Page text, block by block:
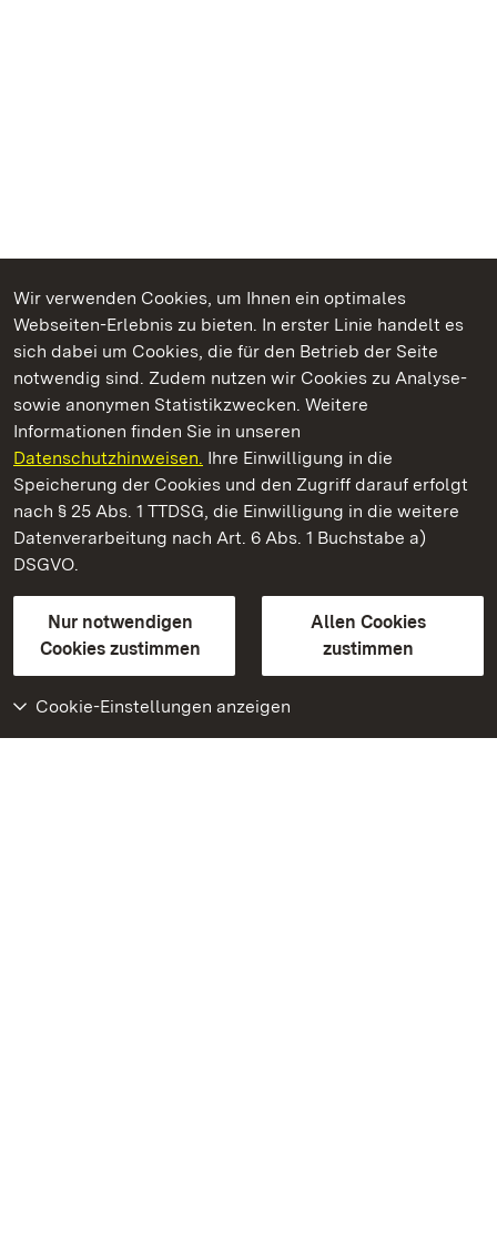
Wir verwenden Cookies, um Ihnen ein optimales
Webseiten-Erlebnis zu bieten. In erster Linie handelt es
sich dabei um Cookies, die für den Betrieb der Seite
notwendig sind. Zudem nutzen wir Cookies zu Analyse-
sowie anonymen Statistikzwecken. Weitere
Informationen finden Sie in unseren
Datenschutzhinweisen. Ihre Einwilligung in die
Speicherung der Cookies und den Zugriff darauf erfolgt
nach § 25 Abs. 1 TTDSG, die Einwilligung in die weitere
Datenverarbeitung nach Art. 6 Abs. 1 Buchstabe a)
DSGVO.
Nur notwendigen
Cookies zustimmen
Allen Cookies
zustimmen
Cookie-Einstellungen anzeigen
Kommen. Staunen. Genießen.
Staatliche Schlösser und Gärten Baden‑Württemberg
Staatliche Schlösser und Gärten Baden-Württemberg
Kontakt
GebärdenspracheLeichte Sprache
Erklärung zur Barrierefreiheit
BITV-konform (geprüfte Seiten)
Weiteres